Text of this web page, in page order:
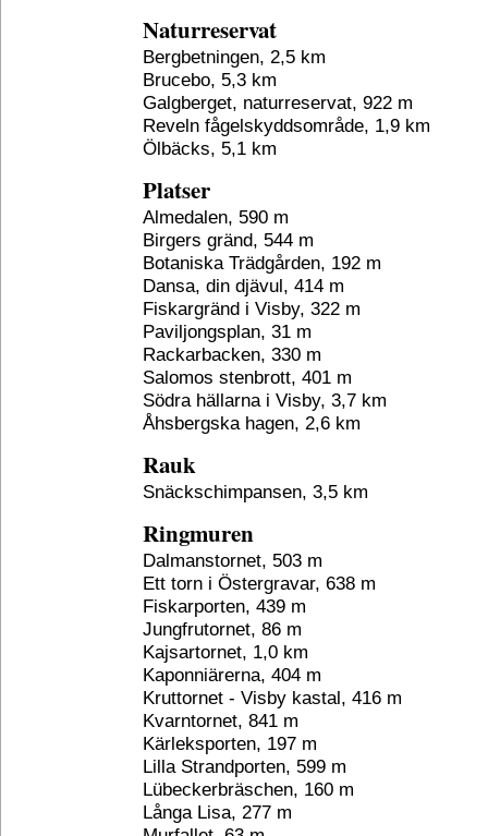
Naturreservat
Bergbetningen, 2,5 km
Brucebo, 5,3 km
Galgberget, naturreservat, 922 m
Reveln fågelskyddsområde, 1,9 km
Ölbäcks, 5,1 km
Platser
Almedalen, 590 m
Birgers gränd, 544 m
Botaniska Trädgården, 192 m
Dansa, din djävul, 414 m
Fiskargränd i Visby, 322 m
Paviljongsplan, 31 m
Rackarbacken, 330 m
Salomos stenbrott, 401 m
Södra hällarna i Visby, 3,7 km
Åhsbergska hagen, 2,6 km
Rauk
Snäckschimpansen, 3,5 km
Ringmuren
Dalmanstornet, 503 m
Ett torn i Östergravar, 638 m
Fiskarporten, 439 m
Jungfrutornet, 86 m
Kajsartornet, 1,0 km
Kaponniärerna, 404 m
Kruttornet - Visby kastal, 416 m
Kvarntornet, 841 m
Kärleksporten, 197 m
Lilla Strandporten, 599 m
Lübeckerbräschen, 160 m
Långa Lisa, 277 m